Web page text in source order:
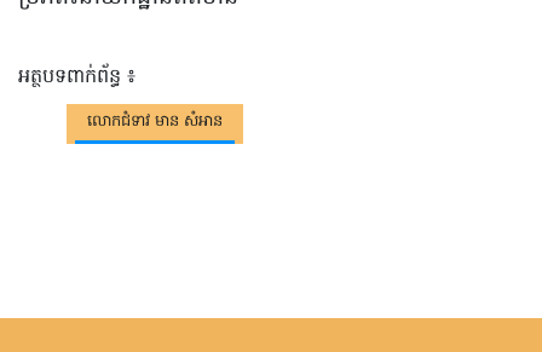
អត្ថបទពាក់ព័ន្ធ ៖
លោកជំទាវ មាន សំអាន